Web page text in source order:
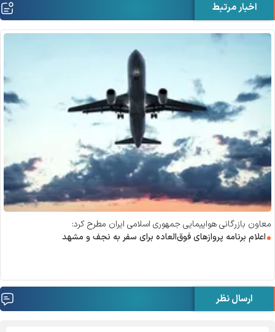
اخبار مرتبط
معاون بازرگانی هواپیمایی جمهوری اسلامی ایران مطرح کرد:
اعلام برنامه پروازهای فوق‌العاده برای سفر به نجف و مشهد
ارسال نظر